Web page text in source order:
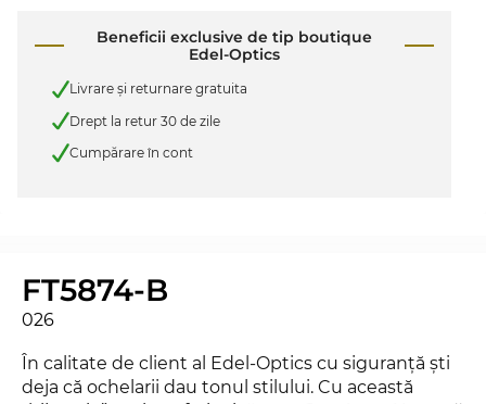
Beneficii exclusive de tip boutique
Edel-Optics
Livrare şi returnare gratuita
Drept la retur 30 de zile
Cumpărare în cont
FT5874-B
026
În calitate de client al Edel-Optics cu siguranţă şti
deja că ochelarii dau tonul stilului. Cu această